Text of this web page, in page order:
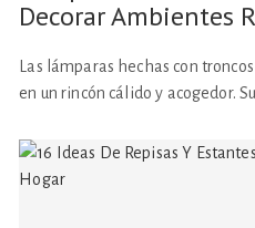
Decorar Ambientes
Las lámparas hechas con
en un rincón cálido y acogedor.